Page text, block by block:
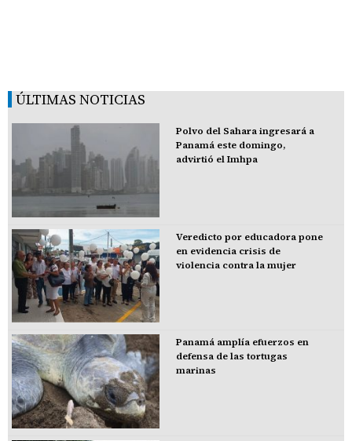
ÚLTIMAS NOTICIAS
Polvo del Sahara ingresará a
Panamá este domingo,
advirtió el Imhpa
Veredicto por educadora pone
en evidencia crisis de
violencia contra la mujer
Panamá amplía efuerzos en
defensa de las tortugas
marinas